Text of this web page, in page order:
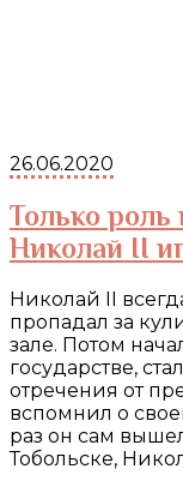
26.06.2020
Только роль
Николай II
Николай II
пропадал за
зале. Потом
государстве,
отречения от
вспомнил о
раз он сам
Тобольске,